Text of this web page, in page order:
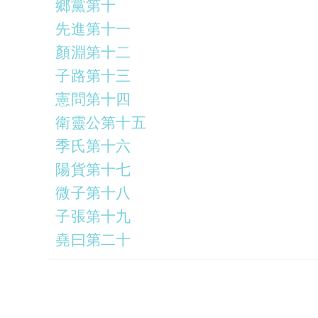
鄉黨第十
先進第十一
顏淵第十二
子路第十三
憲問第十四
衛靈公第十五
季氏第十六
陽貨第十七
微子第十八
子張第十九
堯曰第二十